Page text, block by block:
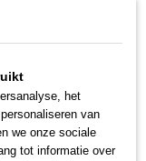
het
van
we onze sociale
tot informatie over